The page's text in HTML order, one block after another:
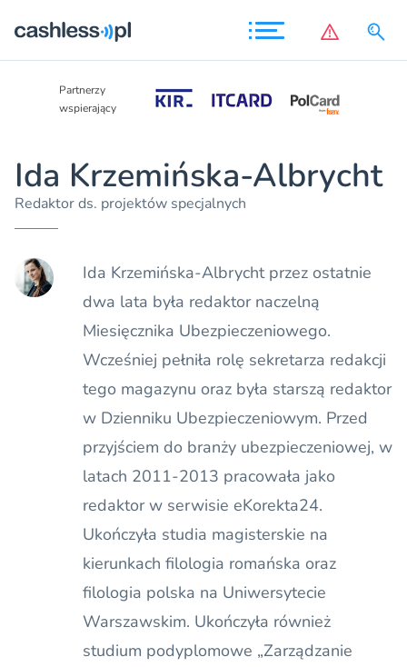
Partnerzy
wspierający
Ida Krzemińska-Albrycht
Redaktor ds. projektów specjalnych
Ida Krzemińska-Albrycht przez ostatnie
dwa lata była redaktor naczelną
Miesięcznika Ubezpieczeniowego.
Wcześniej pełniła rolę sekretarza redakcji
tego magazynu oraz była starszą redaktor
w Dzienniku Ubezpieczeniowym. Przed
przyjściem do branży ubezpieczeniowej, w
latach 2011-2013 pracowała jako
redaktor w serwisie eKorekta24.
Ukończyła studia magisterskie na
kierunkach filologia romańska oraz
filologia polska na Uniwersytecie
Warszawskim. Ukończyła również
studium podyplomowe „Zarządzanie